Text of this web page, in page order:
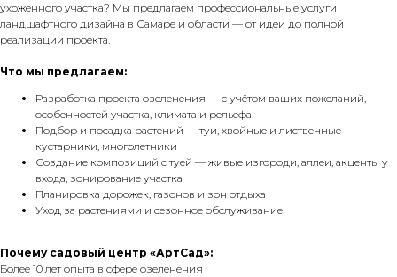
ухоженного участка? Мы предлагаем профессиональные услуги
ландшафтного дизайна в Самаре и области — от идеи до полной
реализации проекта.
Что мы предлагаем:
Разработка проекта озеленения — с учётом ваших пожеланий,
особенностей участка, климата и рельефа
Подбор и посадка растений — туи, хвойные и лиственные
кустарники, многолетники
Создание композиций с туей — живые изгороди, аллеи, акценты у
входа, зонирование участка
Планировка дорожек, газонов и зон отдыха
Уход за растениями и сезонное обслуживание
Почему садовый центр «АртСад»:
Более 10 лет опыта в сфере озеленения